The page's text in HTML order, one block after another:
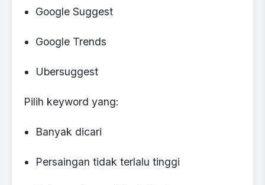
Google Suggest
Google Trends
Ubersuggest
Pilih keyword yang:
Banyak dicari
Persaingan tidak terlalu tinggi